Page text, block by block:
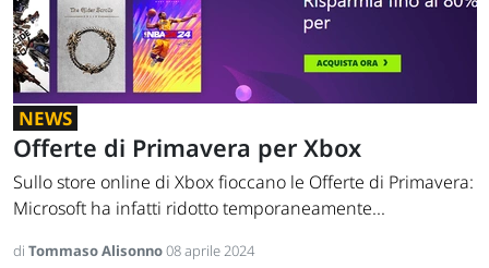
NEWS
Offerte di Primavera per Xbox
Sullo store online di Xbox fioccano le Offerte di Primavera:
Microsoft ha infatti ridotto temporaneamente...
di Tommaso Alisonno08 aprile 2024